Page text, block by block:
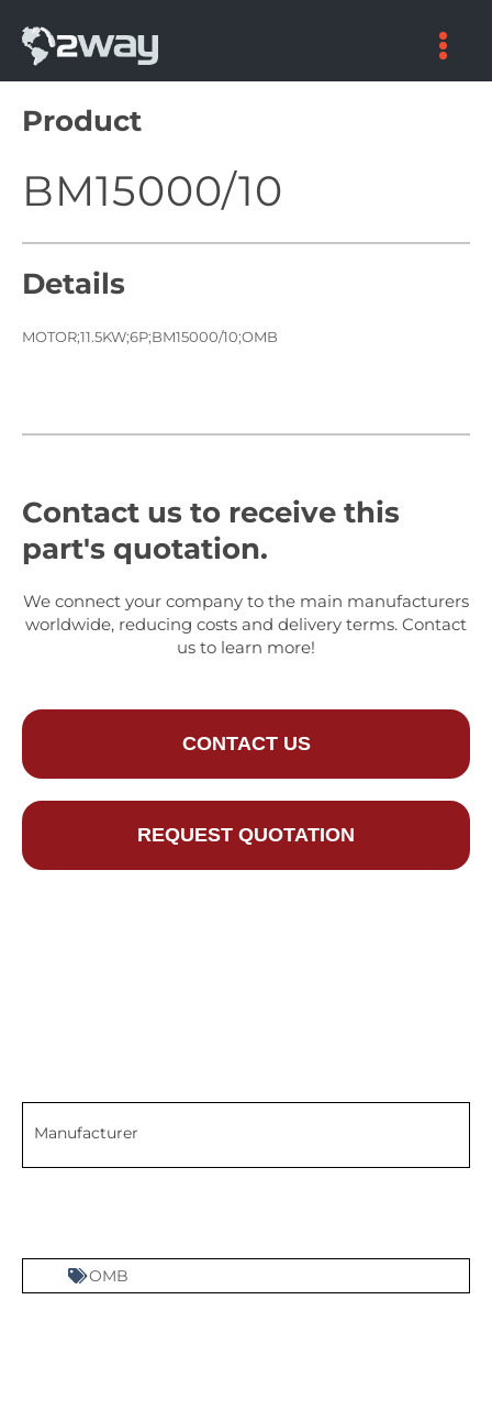
content
Product
BM15000/10
Details
MOTOR;11.5KW;6P;BM15000/10;OMB
Contact us to receive this
part's quotation.
We connect your company to the main manufacturers
worldwide, reducing costs and delivery terms. Contact
us to learn more!
CONTACT US
REQUEST QUOTATION
Manufacturer
OMB